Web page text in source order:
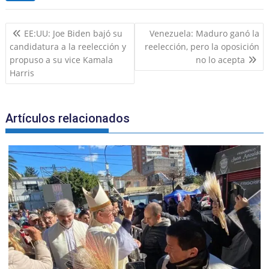
e
b
o
o
k
l l o
M
ai
l
s
A
p
p
gr
a
m
e
dI
n
e
Navegación
de
entradas
EE:UU: Joe Biden bajó su
candidatura a la reelección y
propuso a su vice Kamala
Harris
Venezuela: Maduro ganó la
reelección, pero la oposición
no lo acepta
Artículos relacionados